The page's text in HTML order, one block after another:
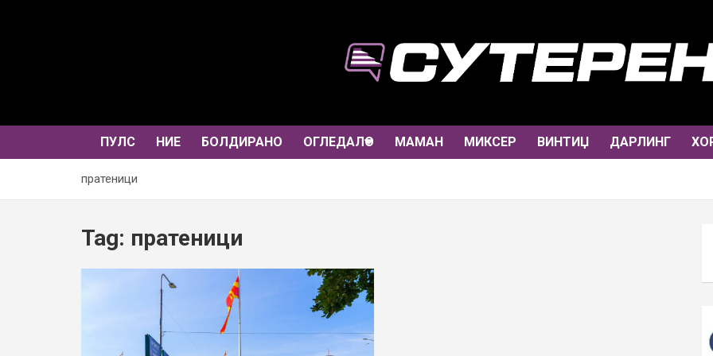
ПУЛС НИЕ БОЛДИРАНО ОГЛЕДАЛО МАМАН МИКСЕР ВИНТИЏ ДАРЛИНГ
пратеници
Tag: пратеници